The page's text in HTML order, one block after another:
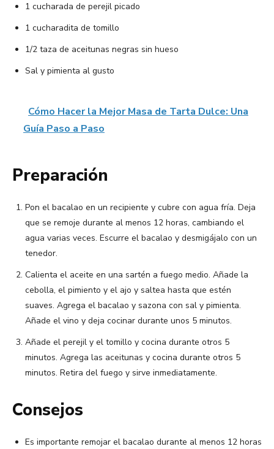
1 cucharada de perejil picado
1 cucharadita de tomillo
1/2 taza de aceitunas negras sin hueso
Sal y pimienta al gusto
Cómo Hacer la Mejor Masa de Tarta Dulce: Una
Guía Paso a Paso
Preparación
Pon el bacalao en un recipiente y cubre con agua fría. Deja
que se remoje durante al menos 12 horas, cambiando el
agua varias veces. Escurre el bacalao y desmigájalo con un
tenedor.
Calienta el aceite en una sartén a fuego medio. Añade la
cebolla, el pimiento y el ajo y saltea hasta que estén
suaves. Agrega el bacalao y sazona con sal y pimienta.
Añade el vino y deja cocinar durante unos 5 minutos.
Añade el perejil y el tomillo y cocina durante otros 5
minutos. Agrega las aceitunas y cocina durante otros 5
minutos. Retira del fuego y sirve inmediatamente.
Consejos
Es importante remojar el bacalao durante al menos 12 horas